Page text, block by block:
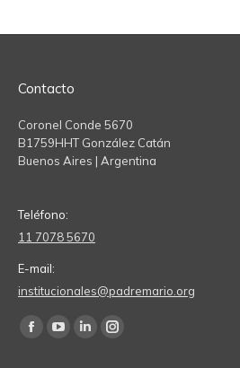
Contacto
Coronel Conde 5670
B1759HHT González Catán
Buenos Aires | Argentina
Teléfono:
11 7078 5670
E-mail:
institucionales@padremario.org
Find us on:
Facebook
LinkedinInstagram